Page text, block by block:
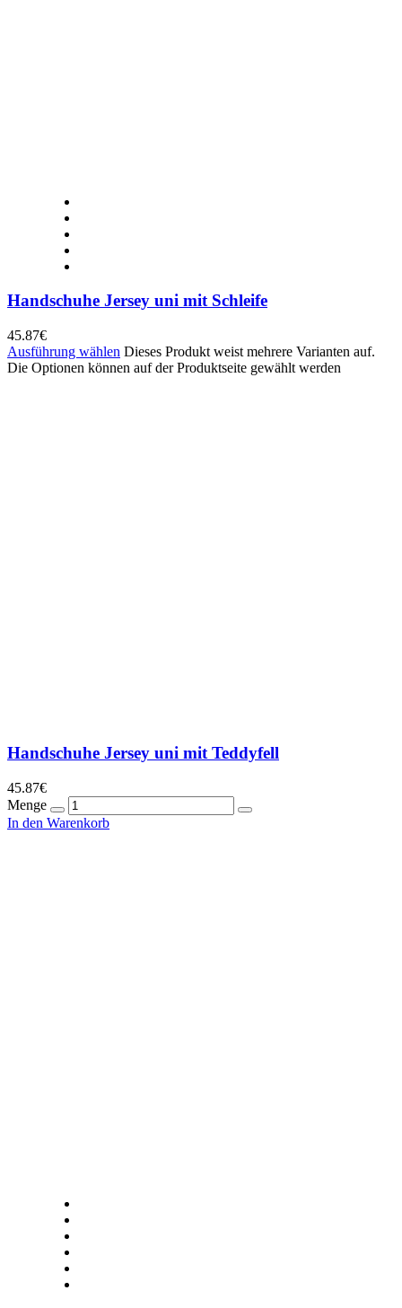
Handschuhe Jersey uni mit Schleife
45.87€
Ausführung wählen Dieses Produkt weist mehrere Varianten auf.
Die Optionen können auf der Produktseite gewählt werden
Handschuhe Jersey uni mit Teddyfell
45.87€
Menge
In den Warenkorb